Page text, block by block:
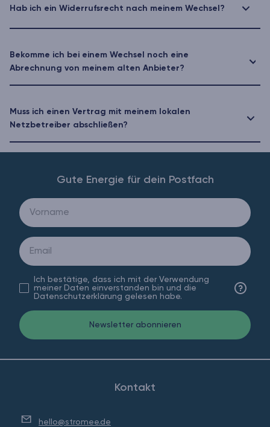
Hab ich ein Widerrufsrecht nach meinem Wechsel?
Bekomme ich bei einem Wechsel noch eine
Abrechnung von meinem alten Anbieter?
Muss ich einen Vertrag mit meinem lokalen
Netzbetreiber abschließen?
Gute Energie für dein Postfach
Ich bestätige, dass ich mit der Verwendung
meiner Daten einverstanden bin und die
Datenschutzerklärung gelesen habe.
Newsletter abonnieren
Kontakt
hello@stromee.de